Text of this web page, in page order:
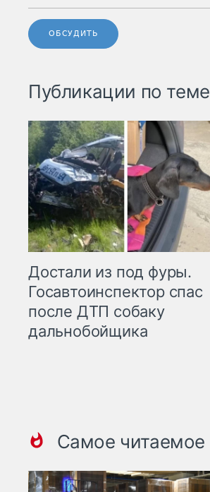
ОБСУДИТЬ
Публикации по теме
Достали из под фуры.
Госавтоинспектор спас
после ДТП собаку
дальнобойщика
Самое читаемое